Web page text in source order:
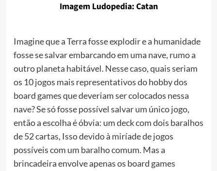
Imagem Ludopedia: Catan
Imagine que a Terra fosse explodir e a humanidade
fosse se salvar embarcando em uma nave, rumo a
outro planeta habitável. Nesse caso, quais seriam
os 10 jogos mais representativos do hobby dos
board games que deveriam ser colocados nessa
nave? Se só fosse possível salvar um único jogo,
então a escolha é óbvia: um deck com dois baralhos
de 52 cartas, Isso devido à miríade de jogos
possíveis com um baralho comum. Mas a
brincadeira envolve apenas os board games